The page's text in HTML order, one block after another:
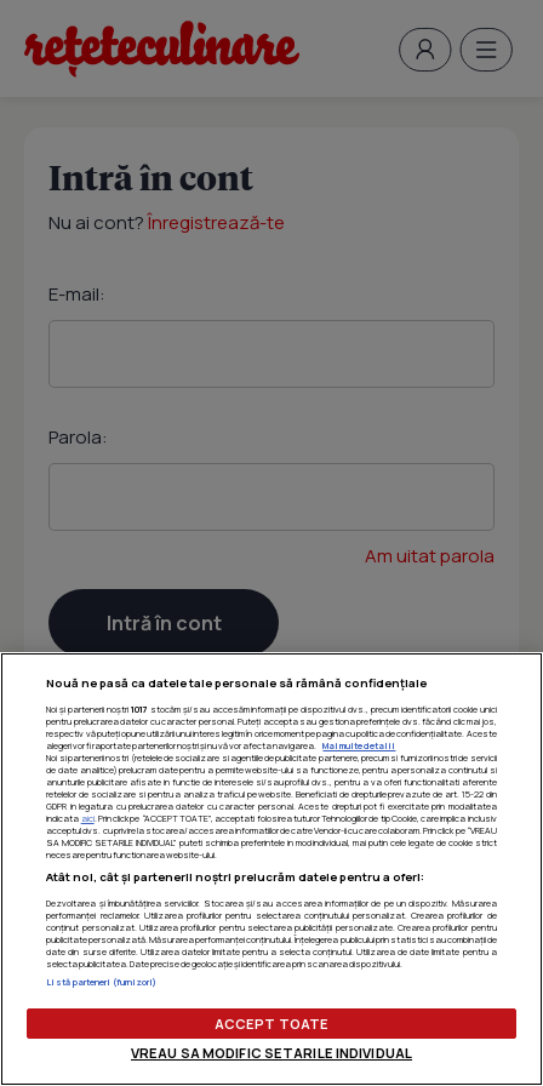
Intră în cont
Nu ai cont?Înregistrează-te
E-mail:
Parola:
Am uitat parola
Nouă ne pasă ca datele tale personale să rămână confidențiale
Noi și partenerii noștri 1017 stocăm și/sau accesăm informații pe dispozitivul dvs., precum identificatorii cookie unici
pentru prelucrarea datelor cu caracter personal. Puteți accepta sau gestiona preferințele dvs. făcând clic mai jos,
respectiv vă puteți opune utilizării unui interes legitim în orice moment pe pagina cu politica de confidențialitate. Aceste
alegeri vor fi raportate partenerilor noștri și nu vă vor afecta navigarea.
Mai multe detalii
Noi si partenerii nostri (retelele de socializare si agentiile de publicitate partenere, precum si furnizorii nostri de servicii
de date analitice) prelucram date pentru a permite website-ului sa functioneze, pentru a personaliza continutul si
anunturile publicitare afisate in functie de interesele si/sau profilul dvs., pentru a va oferi functionalitati aferente
retelelor de socializare si pentru a analiza traficul pe website. Beneficiati de drepturile prevazute de art. 15-22 din
GDPR in legatura cu prelucrarea datelor cu caracter personal. Aceste drepturi pot fi exercitate prin modalitatea
indicata aici. Prin click pe “ACCEPT TOATE”, acceptati folosirea tuturor Tehnologiilor de tip Cookie, care implica inclusiv
acceptul dvs. cu privire la stocarea/accesarea informatiilor de catre Vendor-ii cu care colaboram. Prin click pe “VREAU
SA MODIFIC SETARILE INDIVIDUAL” puteti schimba preferintele in mod individual, mai putin cele legate de cookie strict
necesare pentru functionarea website-ului.
Atât noi, cât și partenerii noștri prelucrăm datele pentru a oferi:
Dezvoltarea și îmbunătățirea serviciilor. Stocarea și/sau accesarea informațiilor de pe un dispozitiv. Măsurarea
performanței reclamelor. Utilizarea profilurilor pentru selectarea conținutului personalizat. Crearea profilurilor de
conținut personalizat. Utilizarea profilurilor pentru selectarea publicității personalizate. Crearea profilurilor pentru
publicitate personalizată. Măsurarea performanței conținutului. Înțelegerea publicului prin statistici sau combinații de
date din surse diferite. Utilizarea datelor limitate pentru a selecta conținutul. Utilizarea de date limitate pentru a
selecta publicitatea. Date precise de geolocație și identificarea prin scanarea dispozitivului.
Listă parteneri (furnizori)
ACCEPT TOATE
VREAU SA MODIFIC SETARILE INDIVIDUAL